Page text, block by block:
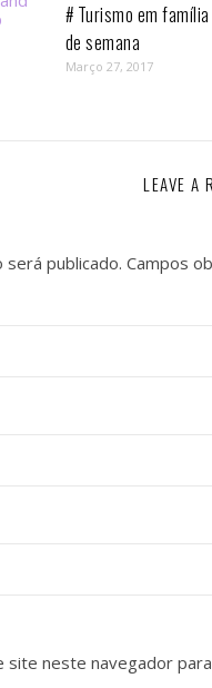
# Turismo em
de semana
Março 27, 2017
LEAVE A
publicado. Campos
site neste navegador